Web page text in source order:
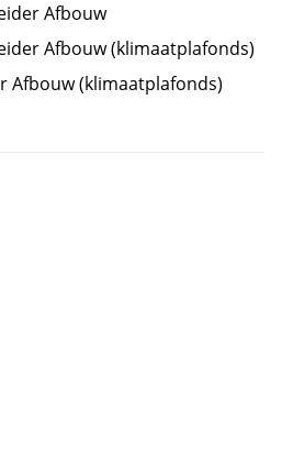
Afbouw
Afbouw (klimaatplafonds)
Afbouw (klimaatplafonds)